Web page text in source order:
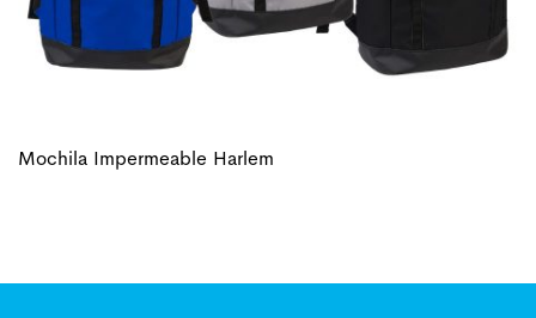
Mochila Impermeable Harlem